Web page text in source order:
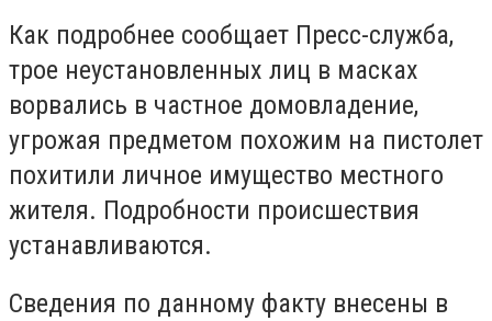
Как подробнее сообщает Пресс-служба,
трое неустановленных лиц в масках
ворвались в частное домовладение,
угрожая предметом похожим на пистолет
похитили личное имущество местного
жителя. Подробности происшествия
устанавливаются.
Сведения по данному факту внесены в